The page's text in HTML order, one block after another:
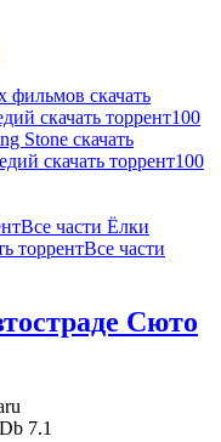
фильмов скачать
скачать торрент100
Stone скачать
скачать торрент100
Все части Ёлки
торрентВсе части
Сюто
7.1